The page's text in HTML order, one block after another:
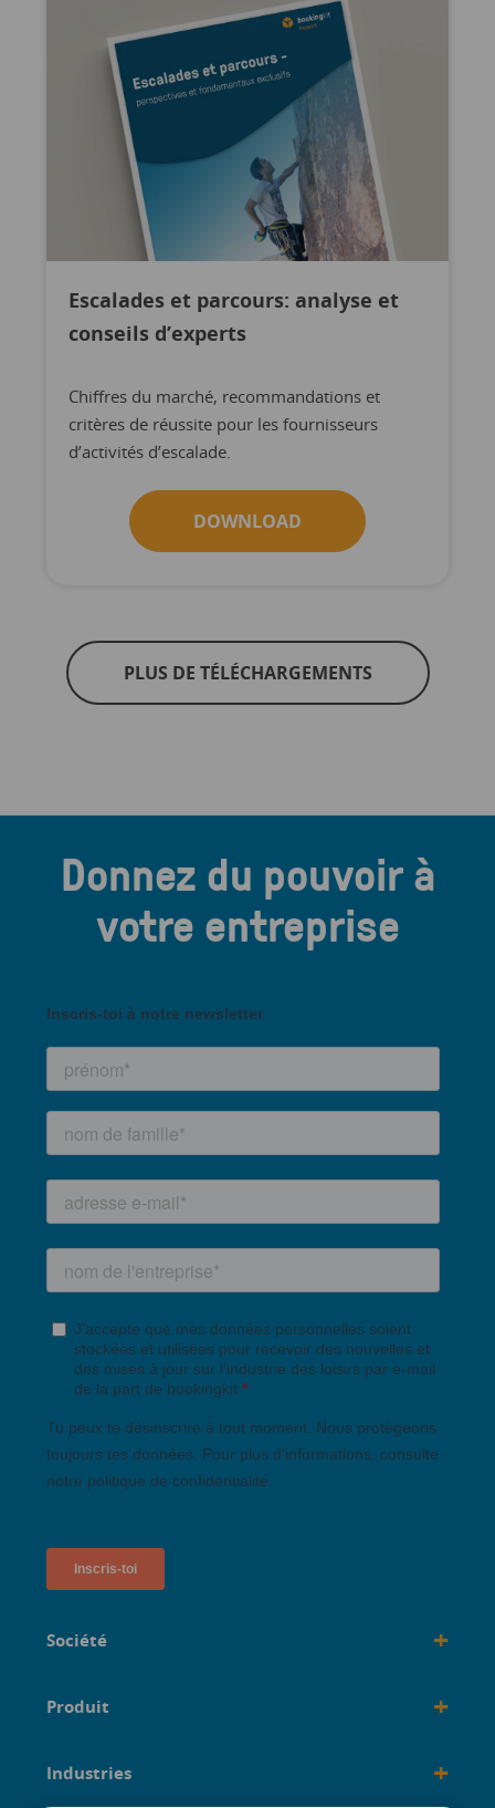
Escalades et parcours: analyse et
conseils d’experts
Chiffres du marché, recommandations et
critères de réussite pour les fournisseurs
d’activités d’escalade.
DOWNLOAD
PLUS DE TÉLÉCHARGEMENTS
Donnez du pouvoir à
votre entreprise
Société +
Produit +
Industries +